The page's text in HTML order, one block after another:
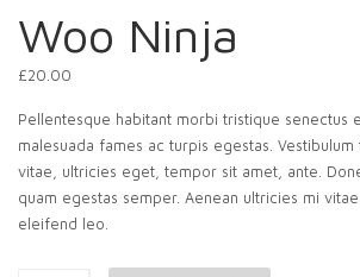
Woo Ninja
£20.00
Pellentesque habitant morbi tristique senectus
malesuada fames ac turpis egestas.
vitae, ultricies eget, tempor sit amet, ante.
quam egestas semper. Aenean ultricies mi
eleifend leo.